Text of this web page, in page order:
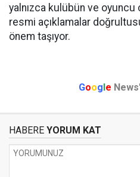
yalnızca kulübün ve oyuncu
resmi açıklamalar
önem taşıyor.
Google
HABERE YORUM KAT